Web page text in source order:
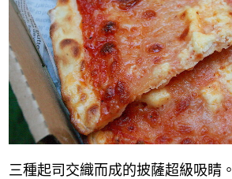
三種起司交織而成的披薩超級吸睛。